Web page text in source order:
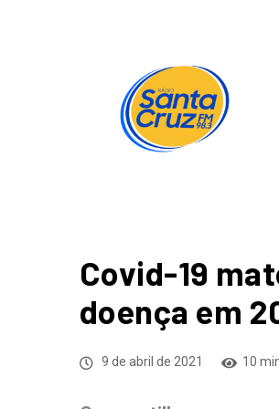
Covid-19
doença em
9 de abril de 2021 10